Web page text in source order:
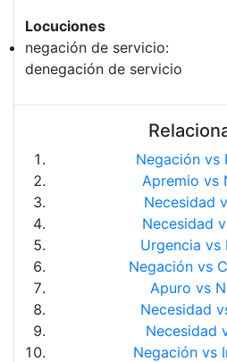
Locuciones
negación de servicio:
denegación de servicio
Negación vs
Apremio vs
Necesidad
Necesidad
Urgencia vs
Negación vs
Apuro vs
Necesidad
Necesidad
Negación vs